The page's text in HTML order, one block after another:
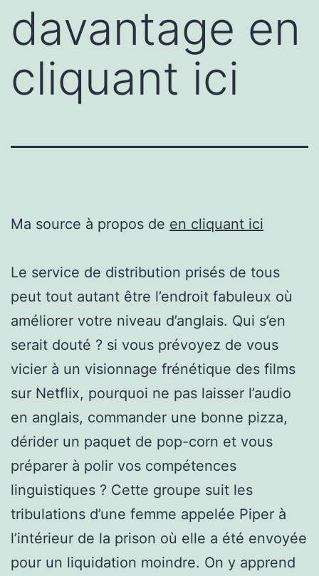
davantage en
cliquant ici
Ma source à propos de en cliquant ici
Le service de distribution prisés de tous
peut tout autant être l’endroit fabuleux où
améliorer votre niveau d’anglais. Qui s’en
serait douté ? si vous prévoyez de vous
vicier à un visionnage frénétique des films
sur Netflix, pourquoi ne pas laisser l’audio
en anglais, commander une bonne pizza,
dérider un paquet de pop-corn et vous
préparer à polir vos compétences
linguistiques ? Cette groupe suit les
tribulations d’une femme appelée Piper à
l’intérieur de la prison où elle a été envoyée
pour un liquidation moindre. On y apprend